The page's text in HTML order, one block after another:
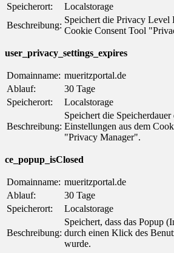
Speicherort:
Localstorage
Beschreibung:
Speichert die Privacy Level
Cookie Consent Tool
user_privacy_settings_expires
Domainname: mueritzportal.de
Ablauf:
30 Tage
Speicherort:
Localstorage
Beschreibung:
Speichert die
Einstellungen aus dem
"Privacy Manager".
ce_popup_isClosed
Domainname: mueritzportal.de
Ablauf:
30 Tage
Speicherort:
Localstorage
Beschreibung:
Speichert, dass das Popup
durch einen Klick des
wurde.